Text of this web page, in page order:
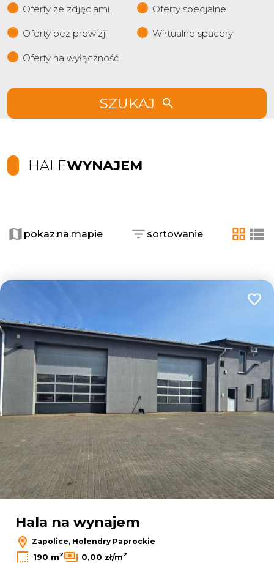
Oferty ze zdjęciami
Oferty specjalne
Oferty bez prowizji Wirtualne spacery
Oferty na wyłączność
SZUKAJ
HALEWYNAJEM
−
Leaflet|© OpenMapTiles© OpenStreetMap contributors
pokaz.na.mapie sortowanie
tabela
Hala na wynajem
Zapolice, Holendry Paprockie
190 m2 0,00 zł/m2